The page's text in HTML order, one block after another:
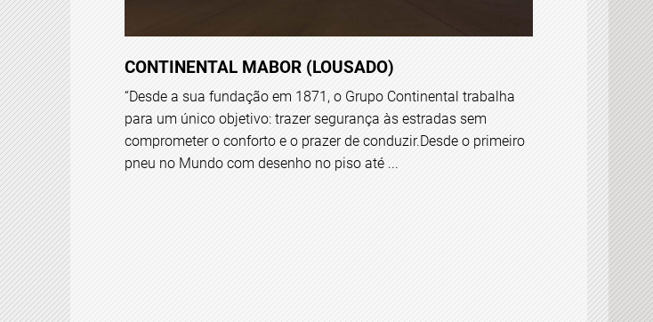
CONTINENTAL MABOR (LOUSADO)
“Desde a sua fundação em 1871, o Grupo Continental trabalha
para um único objetivo: trazer segurança às estradas sem
comprometer o conforto e o prazer de conduzir.Desde o primeiro
pneu no Mundo com desenho no piso até ...